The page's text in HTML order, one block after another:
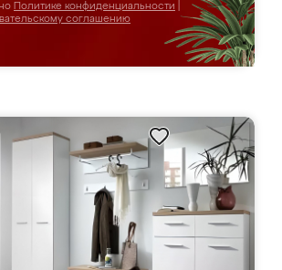
Политике конфиденциальности
соглашению